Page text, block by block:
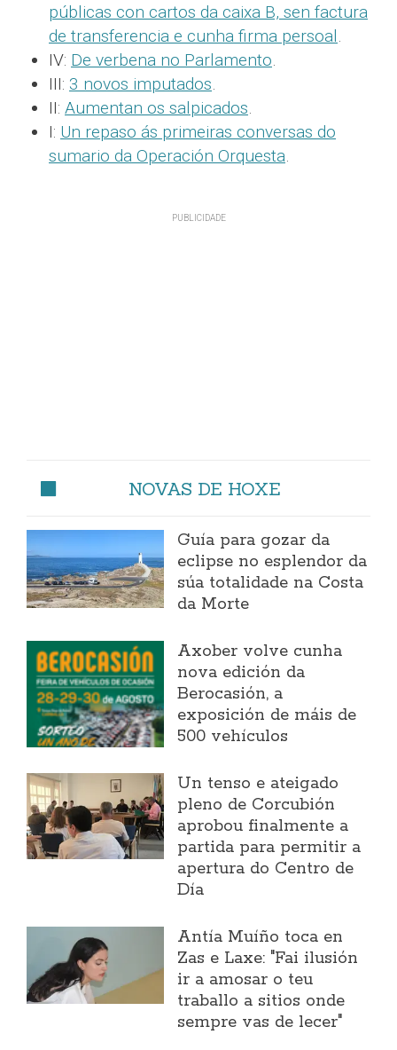
públicas con cartos da caixa B, sen factura
de transferencia e cunha firma persoal.
IV: De verbena no Parlamento.
III: 3 novos imputados.
II: Aumentan os salpicados.
I: Un repaso ás primeiras conversas do
sumario da Operación Orquesta.
NOVAS DE HOXE
Guía para gozar da
eclipse no esplendor da
súa totalidade na Costa
da Morte
Axober volve cunha
nova edición da
Berocasión, a
exposición de máis de
500 vehículos
Un tenso e ateigado
pleno de Corcubión
aprobou finalmente a
partida para permitir a
apertura do Centro de
Día
Antía Muíño toca en
Zas e Laxe: "Fai ilusión
ir a amosar o teu
traballo a sitios onde
sempre vas de lecer"